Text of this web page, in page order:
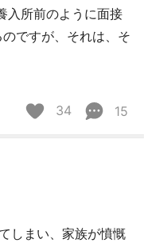
所前のように面接
ですが、それは、そ
34 15
しまい、家族が憤慨